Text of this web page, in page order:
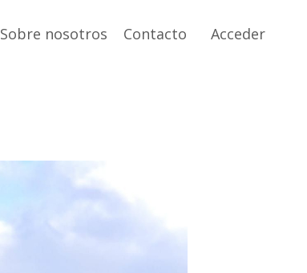
Sobre nosotros Contacto Acceder